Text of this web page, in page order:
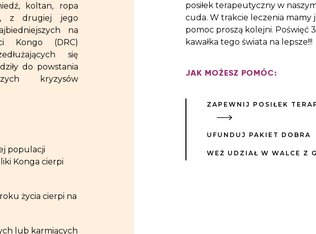
koltan, ropa
z drugiej jego
na
Kongo (DRC)
się
do powstania
kryzysów
populacji
Konga cierpi
życia cierpi na
lub karmiących
posiłek terapeutyczny w
cuda. W trakcie leczenia mamy
pomoc proszą kolejni. Poświęć
kawałka tego świata na lepsze!!!
JAK MOŻESZ POMÓC:
ZAPEWNIJ POSIŁEK
UFUNDUJ PAKIET DOBRA
WEŹ UDZIAŁ W WALCE Z